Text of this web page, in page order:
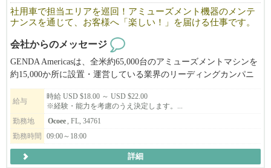
あり、技術を活かして人に喜んでもらえるとてもやりがいのある
お仕事です！
スケジュールに合わせてシフトを調整しますので、お気軽にご相
談ください♪
インターン・OPTも可能です！
□■ HANADAI FLORIST ■□
トーランスの日系フラワーショップ「花大」。
日常でのフラワーギフトをはじめ、ウエディングやイベント、お
社用車で担当エリアを巡回！アミューズメント機器のメンテ
ナンスを通じて、お客様へ「楽しい！」を届ける仕事です。
会社からのメッセージ
GENDA Americasは、全米約65,000台のアミューズメントマシンを
約15,000か所に設置・運営している業界のリーディングカンパニ
ーです！
現在、担当エリアを自ら管理し、主体的に業務へ取り組み、成果
を生み出せるフィールドサービススタッフを募集しています。
担当エリア内の店舗を巡回し、アミューズメント機器のメンテナ
ンスや景品補充、売上回収などを効率的かつプロフェッショナル
に行っていただきます。
経験がなくてもご応募いただけます!!
給与
時給 USD $18.00 ～ USD $22.00
※経験・能力を考慮のうえ決定します。...
勤務地
Ocoee, FL, 34761
勤務時間
09:00～18:00
詳細